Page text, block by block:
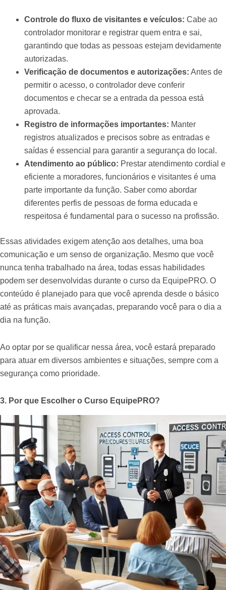
Controle do fluxo de visitantes e veículos: Cabe ao
controlador monitorar e registrar quem entra e sai,
garantindo que todas as pessoas estejam devidamente
autorizadas.
Verificação de documentos e autorizações: Antes de
permitir o acesso, o controlador deve conferir
documentos e checar se a entrada da pessoa está
aprovada.
Registro de informações importantes: Manter
registros atualizados e precisos sobre as entradas e
saídas é essencial para garantir a segurança do local.
Atendimento ao público: Prestar atendimento cordial e
eficiente a moradores, funcionários e visitantes é uma
parte importante da função. Saber como abordar
diferentes perfis de pessoas de forma educada e
respeitosa é fundamental para o sucesso na profissão.
Essas atividades exigem atenção aos detalhes, uma boa
comunicação e um senso de organização. Mesmo que você
nunca tenha trabalhado na área, todas essas habilidades
podem ser desenvolvidas durante o curso da EquipePRO. O
conteúdo é planejado para que você aprenda desde o básico
até as práticas mais avançadas, preparando você para o dia a
dia na função.
Ao optar por se qualificar nessa área, você estará preparado
para atuar em diversos ambientes e situações, sempre com a
segurança como prioridade.
3. Por que Escolher o Curso EquipePRO?